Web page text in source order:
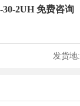
2UH 免费咨询
发货地: